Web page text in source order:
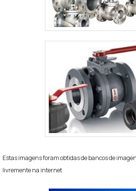
Estas imagens foram obtidas de bancos de
livremente na internet